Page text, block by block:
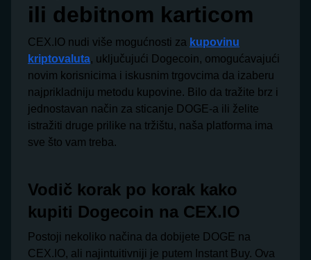
ili debitnom karticom
CEX.IO nudi više mogućnosti za kupovinu
kriptovaluta, uključujući Dogecoin, omogućavajući
novim korisnicima i iskusnim trgovcima da izaberu
najprikladniju metodu kupovine. Bilo da tražite brz i
jednostavan način za sticanje DOGE-a ili želite
istražiti druge prilike na tržištu, naša platforma ima
sve što vam treba.
Vodič korak po korak kako
kupiti Dogecoin na CEX.IO
Postoji nekoliko načina da dobijete DOGE na
CEX.IO, ali najintuitivniji je putem Instant Buy. Ova